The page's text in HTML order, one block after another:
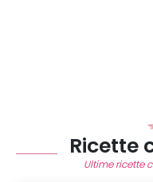
Ricette
Ultime ricette